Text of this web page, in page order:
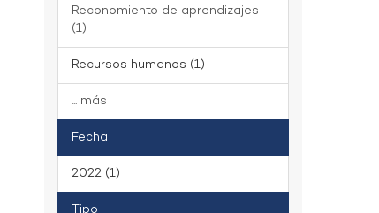
Reconomiento de aprendizajes
(1)
Recursos humanos (1)
... más
Fecha
2022 (1)